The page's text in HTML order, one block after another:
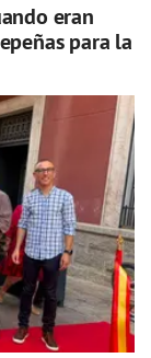
eran
para la